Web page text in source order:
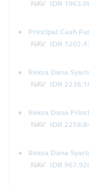
NAV IDR
Principal Cash
NAV
IDR
Reksa Dana
NAV
IDR
Reksa Dana
NAV
IDR
Reksa Dana
NAV
IDR